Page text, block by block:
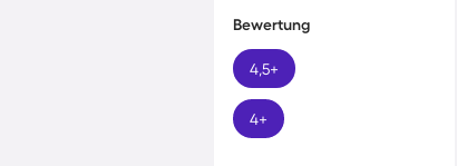
Bewertung
4,5+
4+